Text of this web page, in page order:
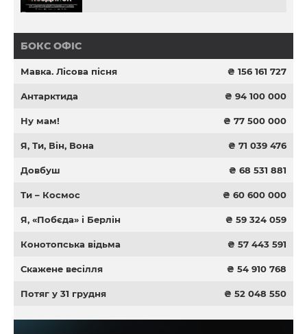
БОКС ОФІС
Мавка. Лісова пісня ₴ 156 161 727
Антарктида ₴ 94 100 000
Ну мам! ₴ 77 500 000
Я, Ти, Він, Вона ₴ 71 039 476
Довбуш ₴ 68 531 881
Ти – Космос ₴ 60 600 000
Я, «Побєда» і Берлін ₴ 59 324 059
Конотопська відьма ₴ 57 443 591
Скажене весілля ₴ 54 910 768
Потяг у 31 грудня ₴ 52 048 550